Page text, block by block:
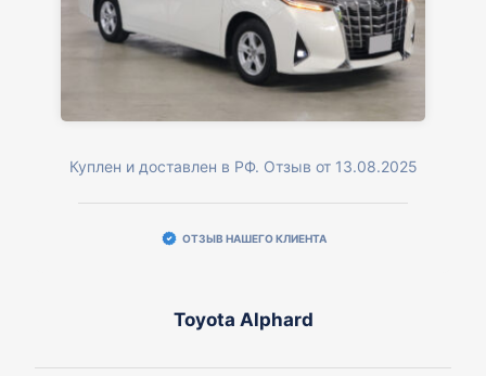
Куплен и доставлен в РФ. Отзыв от 13.08.2025
ОТЗЫВ НАШЕГО КЛИЕНТА
Toyota Alphard